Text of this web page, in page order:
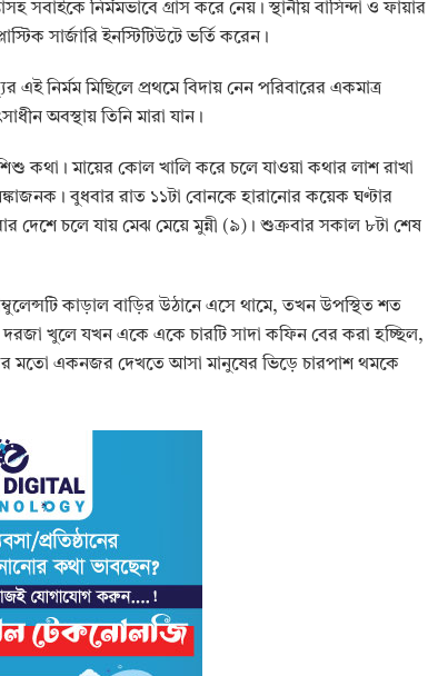
সবাইকে নির্মমভাবে গ্রাস করে নেয়। স্থানীয় বাসিন্দা ও ফায়ার
সার্জারি ইনস্টিটিউটে ভর্তি করেন।
এই নির্মম মিছিলে প্রথমে বিদায় নেন পরিবারের একমাত্র
অবস্থায় তিনি মারা যান।
মায়ের কোল খালি করে চলে যাওয়া কথার লাশ রাখা
বুধবার রাত ১১টা বোনকে হারানোর কয়েক ঘণ্টার
দেশে চলে যায় মেঝ মেয়ে মুন্নী (৯)। শুক্রবার সকাল ৮টা শেষ
কাড়াল বাড়ির উঠানে এসে থামে, তখন উপস্থিত শত
দরজা খুলে যখন একে একে চারটি সাদা কফিন বের করা হচ্ছিল,
মতো একনজর দেখতে আসা মানুষের ভিড়ে চারপাশ থমকে